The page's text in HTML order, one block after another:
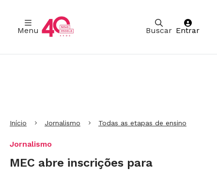
Buscar
Menu Entrar
Início Jornalismo Todas as etapas de ensino
Jornalismo
MEC abre inscrições para